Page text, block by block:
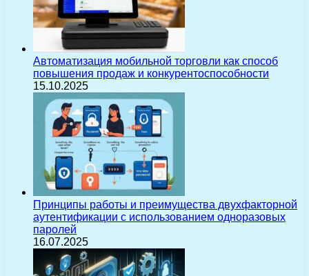
Автоматизация мобильной торговли как способ
повышения продаж и конкурентоспособности
15.10.2025
Принципы работы и преимущества двухфакторной
аутентификации с использованием одноразовых
паролей
16.07.2025